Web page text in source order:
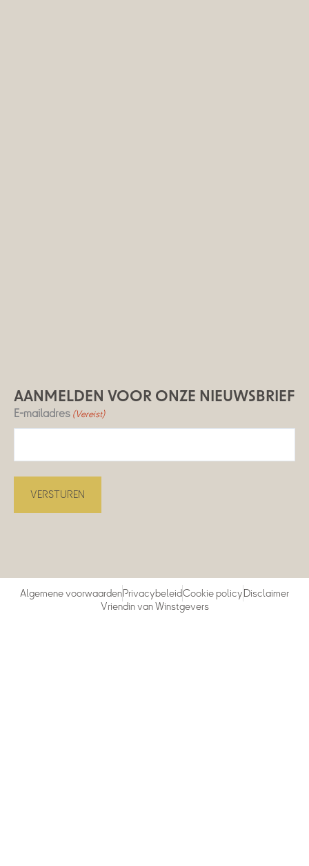
AANMELDEN VOOR ONZE NIEUWSBRIEF
E-mailadres (Vereist)
Algemene voorwaardenPrivacybeleidCookie policyDisclaimer
Vriendin van Winstgevers